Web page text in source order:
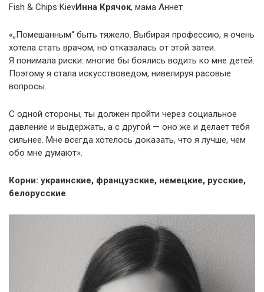
Fish & Chips KievИнна Крячок, мама Аннет
«„Помешанным“ быть тяжело. Выбирая профессию, я очень
хотела стать врачом, но отказалась от этой затеи.
Я понимала риски: многие бы боялись водить ко мне детей.
Поэтому я стала искусствоведом, нивелируя расовые
вопросы.
С одной стороны, ты должен пройти через социальное
давление и выдержать, а с другой — оно же и делает тебя
сильнее. Мне всегда хотелось доказать, что я лучше, чем
обо мне думают».
Корни: украинские, французские, немецкие, русские,
белорусские